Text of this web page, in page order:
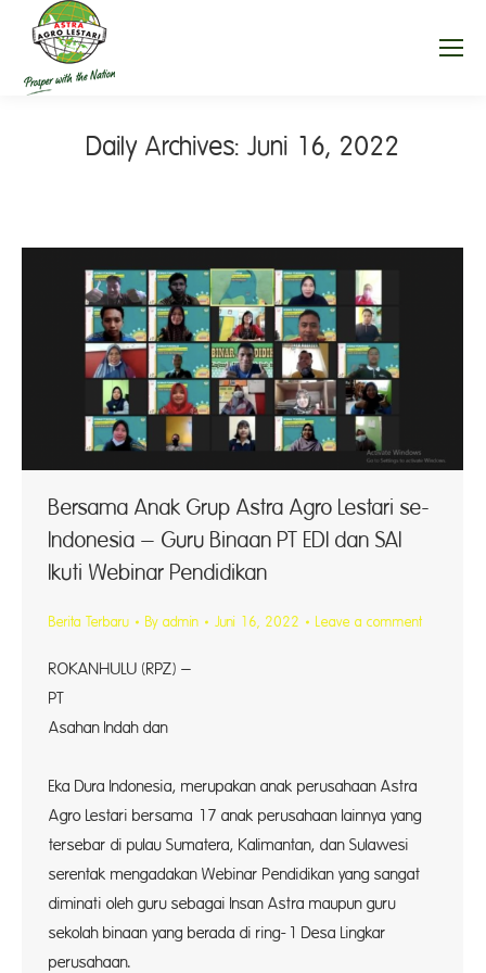
Daily Archives: Juni 16, 2022
Bersama Anak Grup Astra Agro Lestari se-
Indonesia – Guru Binaan PT EDI dan SAI
Ikuti Webinar Pendidikan
Berita Terbaru By admin Juni 16, 2022 Leave a comment
ROKANHULU (RPZ) –
PT
Asahan Indah dan
Eka Dura Indonesia, merupakan anak perusahaan Astra
Agro Lestari bersama 17 anak perusahaan lainnya yang
tersebar di pulau Sumatera, Kalimantan, dan Sulawesi
serentak mengadakan Webinar Pendidikan yang sangat
diminati oleh guru sebagai Insan Astra maupun guru
sekolah binaan yang berada di ring-1 Desa Lingkar